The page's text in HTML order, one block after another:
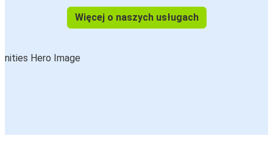
Więcej o naszych usługach